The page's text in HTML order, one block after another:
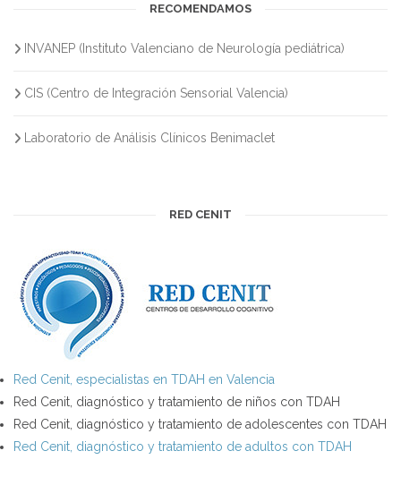
RECOMENDAMOS
INVANEP (Instituto Valenciano de Neurología pediátrica)
CIS (Centro de Integración Sensorial Valencia)
Laboratorio de Análisis Clínicos Benimaclet
RED CENIT
Red Cenit, especialistas en TDAH en Valencia
Red Cenit, diagnóstico y tratamiento de niños con TDAH
Red Cenit, diagnóstico y tratamiento de adolescentes con TDAH
Red Cenit, diagnóstico y tratamiento de adultos con TDAH